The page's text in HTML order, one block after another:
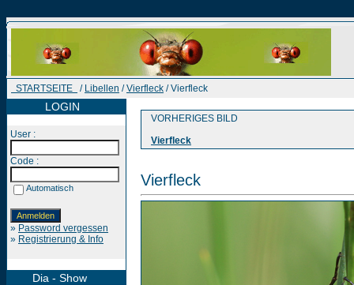
STARTSEITE / Libellen /Vierfleck / Vierfleck
LOGIN
User :
Code :
Automatisch
» Password vergessen
» Registrierung & Info
Dia - Show
VORHERIGES BILD
Vierfleck
Vierfleck